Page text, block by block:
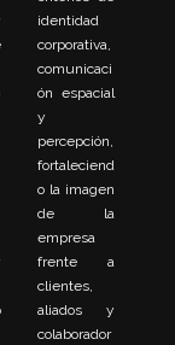
identidad
corporativa,
comunicaci
ón espacial
y
percepción,
fortaleciend
o la imagen
de la
empresa
frente a
clientes,
aliados y
colaborador